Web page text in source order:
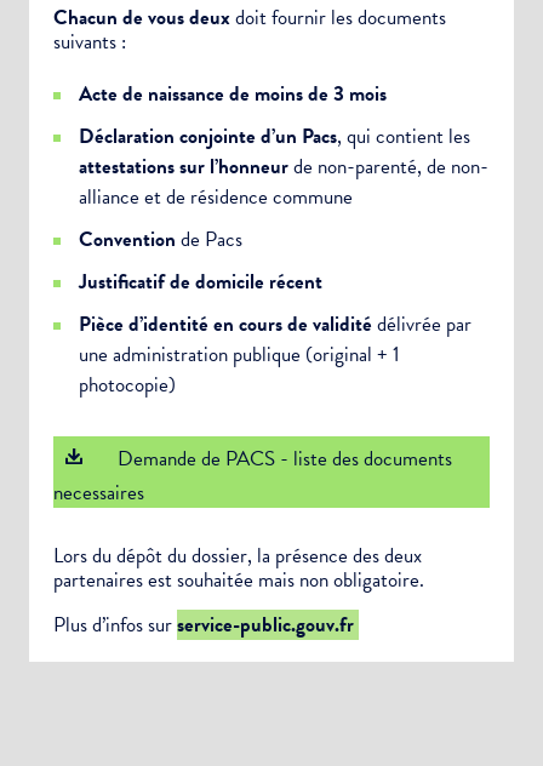
Chacun de vous deuxdoit fournir les documents
suivants :
Acte de naissance de moins de 3 mois
Déclaration conjointe d’un Pacs, qui contient les
attestations sur l’honneurde non-parenté, de non-
alliance et de résidence commune
Convention de Pacs
Justificatif de domicile récent
Pièce d’identité en cours de validitédélivrée par
une administration publique (original + 1
photocopie)
Demande de PACS - liste des documents
necessaires
Lors du dépôt du dossier, la présence des deux
partenaires est souhaitée mais non obligatoire.
Plus d’infos surservice-public.gouv.fr